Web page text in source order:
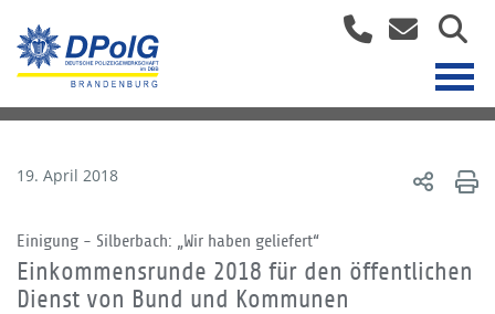
19. April 2018
Einigung - Silberbach: „Wir haben geliefert“
Einkommensrunde 2018 für den öffentlichen
Dienst von Bund und Kommunen